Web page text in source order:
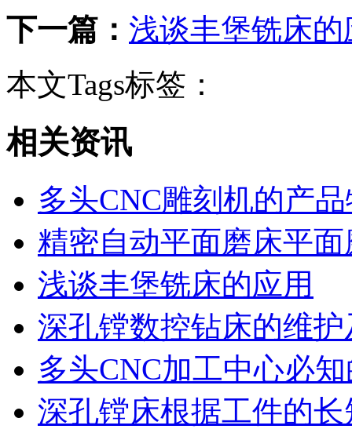
下一篇： 浅谈丰堡铣床的
本文Tags标签：
相关资讯
多头CNC雕刻机的产
精密自动平面磨床平
浅谈丰堡铣床的应用
深孔镗数控钻床的维
多头CNC加工中心必
深孔镗床根据工件的